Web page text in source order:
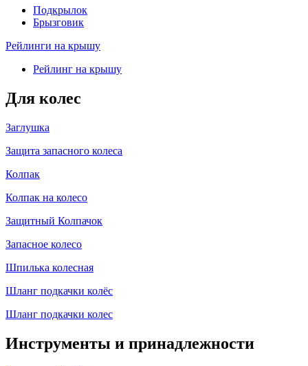
Подкрылок
Брызговик
Рейлинги на крышу
Рейлинг на крышу
Для колес
Заглушка
Защита запасного колеса
Колпак
Колпак на колесо
Защитный Колпачок
Запасное колесо
Шпилька колесная
Шланг подкачки колёс
Шланг подкачки колес
Инструменты и принадлежности